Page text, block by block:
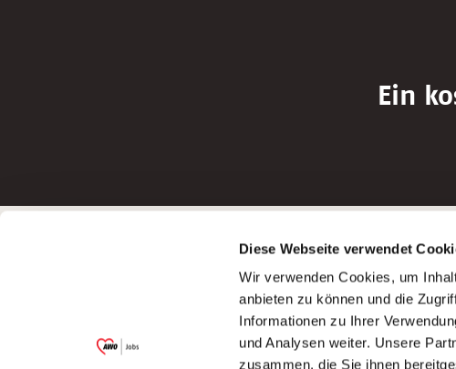
Diese Webseite verwendet
Wir verwenden Cookies, um
anbieten zu können und die
Informationen zu Ihrer
und Analysen weiter. Unsere
zusammen, die Sie ihnen
Ein
Garitz Bewirtschaftungsbetriebe GmbH
(Ein Tochterunternehmen des AWO
Bezirksverbandes Unterfranken e.V.)
Bewerbungstipps
Bewerbung als
Bewerbung als
Bewerbung als
Bewerbung als